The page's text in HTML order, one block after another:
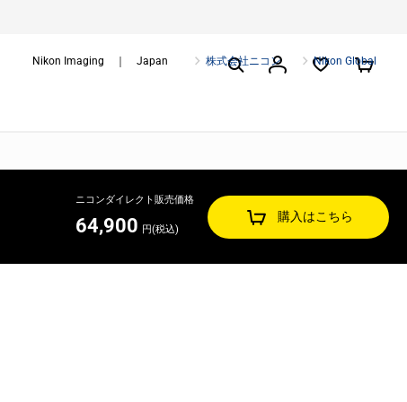
Nikon Imaging ｜ Japan 株式会社ニコン Nikon Global
ニコンダイレクト販売価格
64,900 円(税込)
購入はこちら